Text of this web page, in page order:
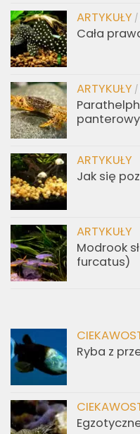
ARTYKUŁY /
Cała
ARTYKUŁY /
ARTYKUŁY
Jak się
ARTYKUŁY
Modrook
furcatus)
Ryba z